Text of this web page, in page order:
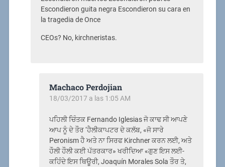
Escondieron guita negra Escondieron su cara en
la tragedia de Once
CEOs? No, kirchneristas.
Machaco Perdojian
18/03/2017 a las 1:05 AM
ਪਹਿਲੀ ਚਿੰਤਕ Fernando Iglesias ਜੋ ਕਾਢ ਸੀ ਆਪਣੇ
ਆਪ ਨੂੰ ਦੇ ਤੌਰ ‘ਹੈਲੀਕਾਪਟਰ ਦੇ ਕਲੱਬ, «ਜੋ ਸਾਰੇ
Peronism ਹੈ ਅਤੇ ਨਾ ਸਿਰਫ Kirchner ਕਰਨ ਲਈ, ਅਤੇ
ਹੌਲੀ ਹੌਲੀ ਕਈ ਪੱਤਰਕਾਰ» ਖਰੀਦਿਆ «ਗੁਣ ਇਸ ਲਈ-
ਕਹਿੰਦੇ ਇਸ ਥਿਊਰੀ, Joaquín Morales Sola ਤੌਰ ਤੇ,